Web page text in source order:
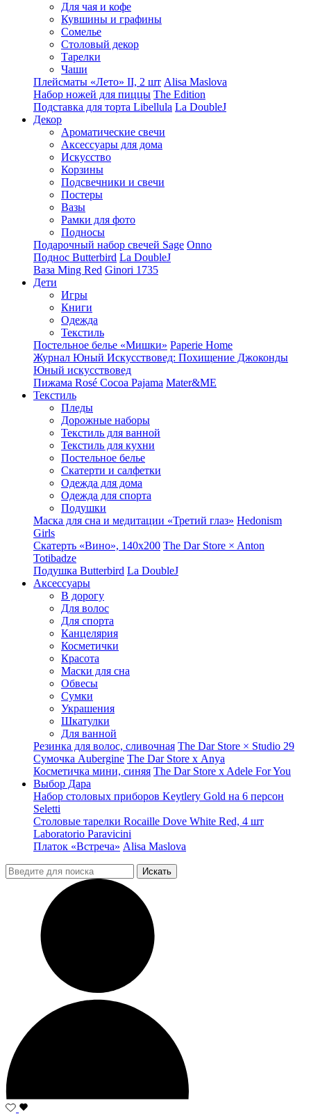
Для чая и кофе
Кувшины и графины
Сомелье
Столовый декор
Тарелки
Чаши
Плейсматы «Лето» II, 2 шт Alisa Maslova
Набор ножей для пиццы The Edition
Подставка для торта Libellula La DoubleJ
Декор
Ароматические свечи
Аксессуары для дома
Искусство
Корзины
Подсвечники и свечи
Постеры
Вазы
Рамки для фото
Подносы
Подарочный набор свечей Sage Onno
Поднос Butterbird La DoubleJ
Ваза Ming Red Ginori 1735
Дети
Игры
Книги
Одежда
Текстиль
Постельное белье «Мишки» Paperie Home
Журнал Юный Искусствовед: Похищение Джоконды
Юный искусствовед
Пижама Rosé Cocoa Pajama Mater&ME
Текстиль
Пледы
Дорожные наборы
Текстиль для ванной
Текстиль для кухни
Постельное белье
Скатерти и салфетки
Одежда для дома
Одежда для спорта
Подушки
Маска для сна и медитации «Третий глаз» Hedonism
Girls
Скатерть «Вино», 140х200 The Dar Store × Anton
Totibadze
Подушка Butterbird La DoubleJ
Аксессуары
В дорогу
Для волос
Для спорта
Канцелярия
Косметички
Красота
Маски для сна
Обвесы
Сумки
Украшения
Шкатулки
Для ванной
Резинка для волос, сливочная The Dar Store × Studio 29
Сумочка Aubergine The Dar Store x Anya
Косметичка мини, синяя The Dar Store x Adele For You
Выбор Дара
Набор столовых приборов Keytlery Gold на 6 персон
Seletti
Столовые тарелки Rocaille Dove White Red, 4 шт
Laboratorio Paravicini
Платок «Встреча» Alisa Maslova